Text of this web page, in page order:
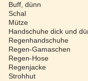
Buff, dünn
Schal
Mütze
Handschuhe dick und
Regenhandschuhe
Regen-Gamaschen
Regen-Hose
Regenjacke
Strohhut